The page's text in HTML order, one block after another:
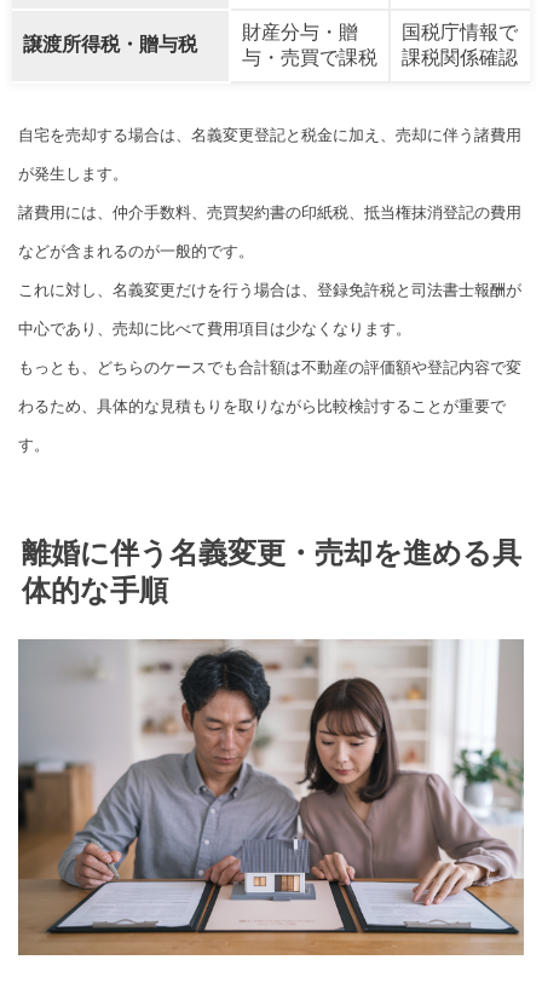
譲渡所得税・贈与税
財産分与・贈
与・売買で課税
国税庁情報で
課税関係確認
自宅を売却する場合は、名義変更登記と税金に加え、売却に伴う諸費用
が発生します。
諸費用には、仲介手数料、売買契約書の印紙税、抵当権抹消登記の費用
などが含まれるのが一般的です。
これに対し、名義変更だけを行う場合は、登録免許税と司法書士報酬が
中心であり、売却に比べて費用項目は少なくなります。
もっとも、どちらのケースでも合計額は不動産の評価額や登記内容で変
わるため、具体的な見積もりを取りながら比較検討することが重要で
す。
離婚に伴う名義変更・売却を進める具
体的な手順